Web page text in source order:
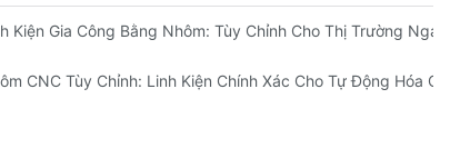
Không Gỉ (304 So Với 316)
Kiện Gia Công Bằng Nhôm: Tùy Chỉnh Cho Thị Trường
CNC Tùy Chỉnh: Linh Kiện Chính Xác Cho Tự Động Hóa